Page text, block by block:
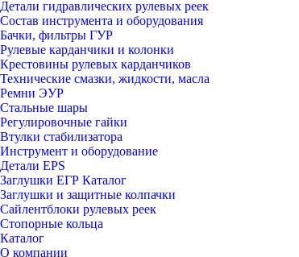
Детали гидравлических рулевых реек
Состав инструмента и оборудования
Бачки, фильтры ГУР
Рулевые карданчики и колонки
Крестовины рулевых карданчиков
Технические смазки, жидкости, масла
Ремни ЭУР
Стальные шары
Регулировочные гайки
Втулки стабилизатора
Инструмент и оборудование
Детали EPS
Заглушки ЕГР Каталог
Заглушки и защитные колпачки
Сайлентблоки рулевых реек
Стопорные кольца
Каталог
О компании